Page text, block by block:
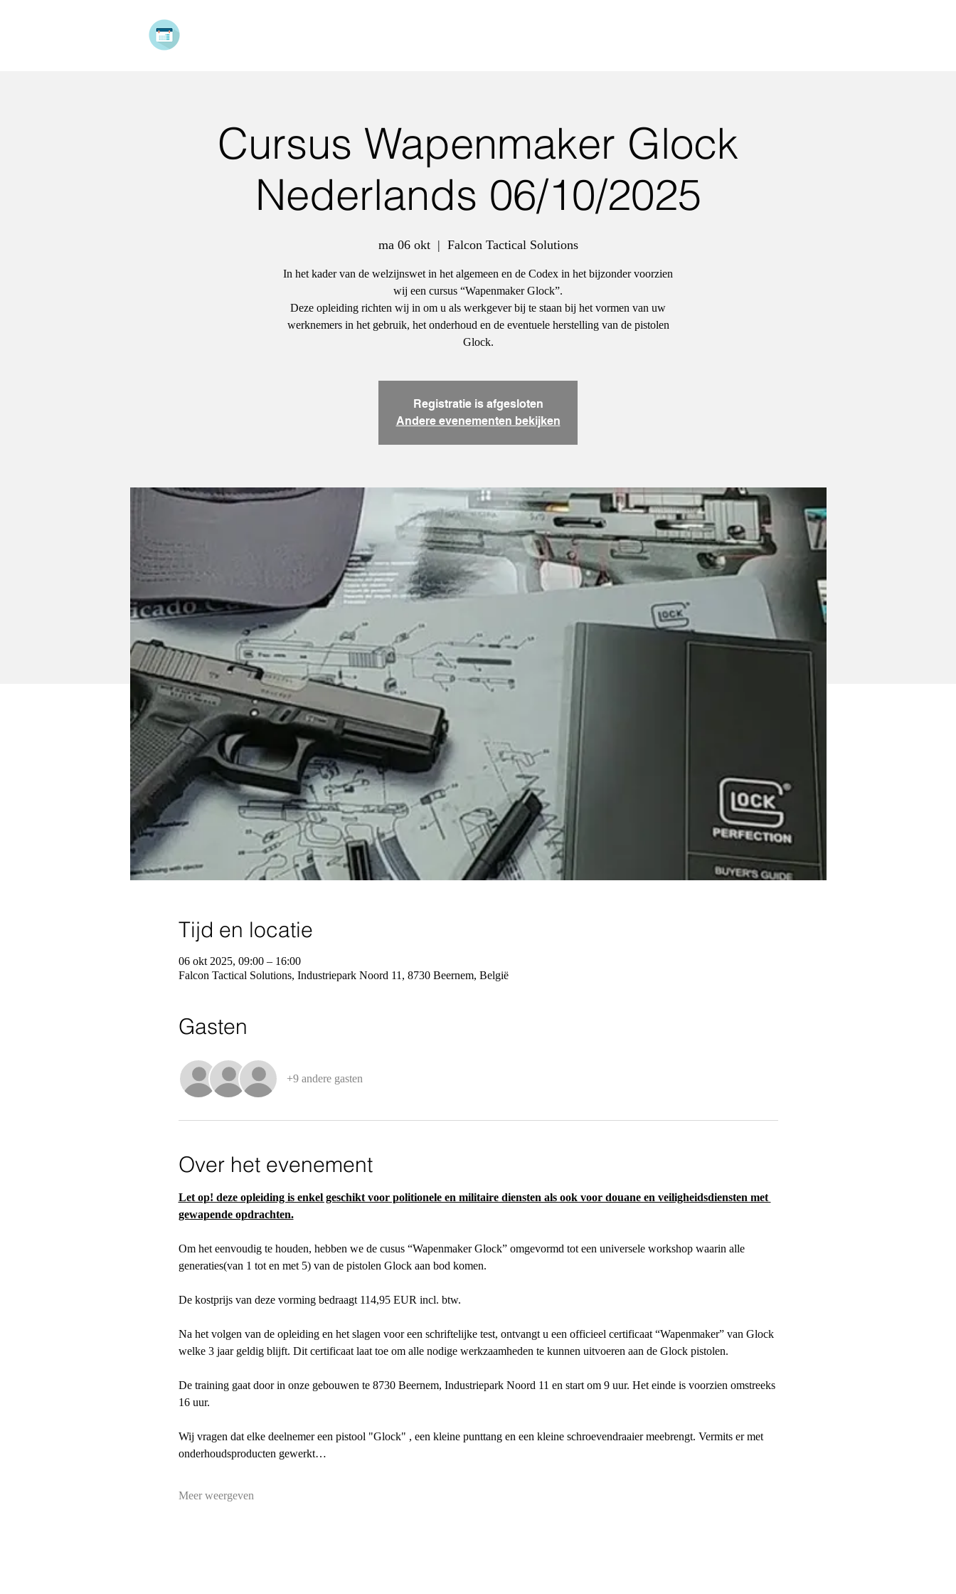
Cursus Wapenmaker Glock
Nederlands 06/10/2025
ma 06 okt
  |
Falcon Tactical Solutions
In het kader van de welzijnswet in het algemeen en de Codex in het bijzonder voorzien
wij een cursus “Wapenmaker Glock”.
Deze opleiding richten wij in om u als werkgever bij te staan bij het vormen van uw
werknemers in het gebruik, het onderhoud en de eventuele herstelling van de pistolen
Glock.
Registratie is afgesloten
Andere evenementen bekijken
Tijd en locatie
06 okt 2025, 09:00 – 16:00
Falcon Tactical Solutions, Industriepark Noord 11, 8730 Beernem, België
Gasten
+9 andere gasten
Over het evenement
Let op! deze opleiding is enkel geschikt voor politionele en militaire diensten als ook voor douane en veiligheidsdiensten met
gewapende opdrachten.
Om het eenvoudig te houden, hebben we de cusus “Wapenmaker Glock” omgevormd tot een universele workshop waarin alle
generaties(van 1 tot en met 5) van de pistolen Glock aan bod komen.
De kostprijs van deze vorming bedraagt 114,95 EUR incl. btw.
Na het volgen van de opleiding en het slagen voor een schriftelijke test, ontvangt u een officieel certificaat “Wapenmaker” van Glock
welke 3 jaar geldig blijft. Dit certificaat laat toe om alle nodige werkzaamheden te kunnen uitvoeren aan de Glock pistolen.
De training gaat door in onze gebouwen te 8730 Beernem, Industriepark Noord 11 en start om 9 uur. Het einde is voorzien omstreeks
16 uur.
Wij vragen dat elke deelnemer een pistool "Glock" , een kleine punttang en een kleine schroevendraaier meebrengt. Vermits er met
onderhoudsproducten gewerkt…
Meer weergeven